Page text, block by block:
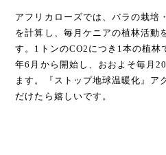
アフリカローズでは、バラの栽培
を計算し、毎月ケニアの植林活動
す。1トンのCO2につき1本の植林
年6月から開始し、おおよそ毎月
ます。『ストップ地球温暖化』ア
だけたら嬉しいです。